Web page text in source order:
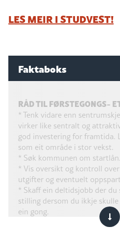
LES MEIR I STUDVEST!
Faktaboks
RÅD TIL FØRSTEGONGS-
* Tenk vidare enn
virker like sentralt og
god investering for framtida.
som eit område i stor vekst.
* Søk kommunen om startlån.
* Vis oversikt og kontroll
utgifter og eventuelt
* Skaff ein deltidsjobb der du
stilling dersom du ikkje
ein gong.
* Start BSU-sparing med ein